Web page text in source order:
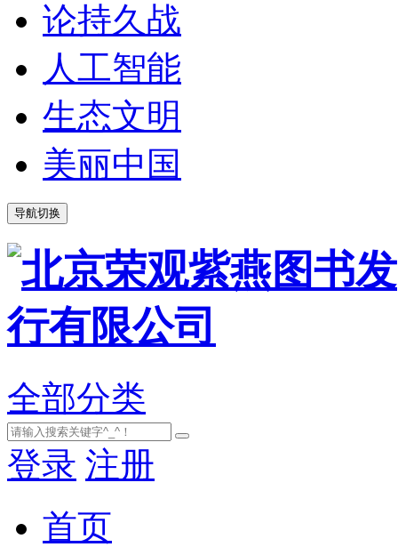
论持久战
人工智能
生态文明
美丽中国
导航切换
全部分类
登录 注册
首页